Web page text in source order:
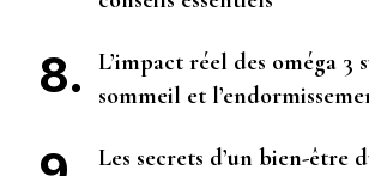
L’impact réel des oméga 3
sommeil et
Les secrets d’un bien-être